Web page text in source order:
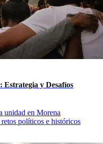
y Desafíos
unidad en Morena
políticos e históricos